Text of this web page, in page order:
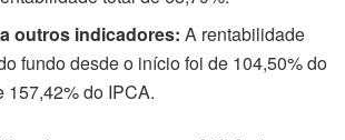
outros indicadores: A rentabilidade
fundo desde o início foi de 104,50% do
157,42% do IPCA.